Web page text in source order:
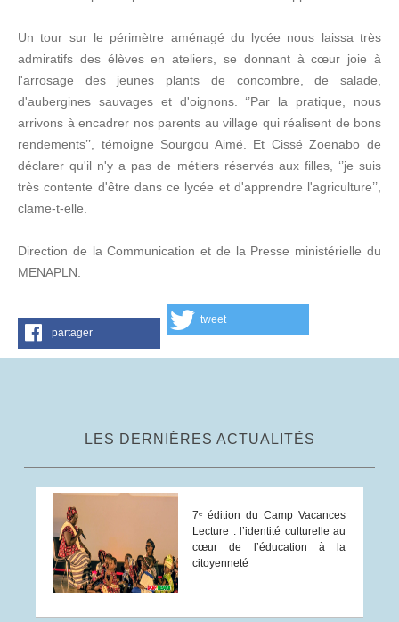
Un tour sur le périmètre aménagé du lycée nous laissa très
admiratifs des élèves en ateliers, se donnant à cœur joie à
l'arrosage des jeunes plants de concombre, de salade,
d'aubergines sauvages et d'oignons. ‘’Par la pratique, nous
arrivons à encadrer nos parents au village qui réalisent de bons
rendements’’, témoigne Sourgou Aimé. Et Cissé Zoenabo de
déclarer qu'il n'y a pas de métiers réservés aux filles, ‘’je suis
très contente d'être dans ce lycée et d'apprendre l'agriculture’’,
clame-t-elle.
Direction de la Communication et de la Presse ministérielle du
MENAPLN.
partager
tweet
LES DERNIÈRES ACTUALITÉS
7ᵉ édition du Camp Vacances
Lecture : l’identité culturelle au
cœur de l’éducation à la
citoyenneté